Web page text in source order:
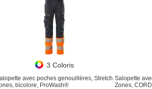
3 Coloris
avec poches genouillères, Stretch
bicolore, ProWash®
Salopette
Zones,